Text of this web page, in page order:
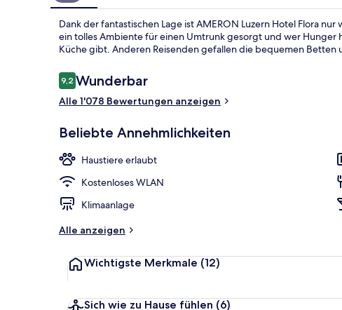
Dank der fantastischen Lage ist AMERON Luzern Hotel Flora
ein tolles Ambiente für einen Umtrunk gesorgt und wer Hunger
Küche gibt. Anderen Reisenden gefallen die bequemen Betten
Bewertungen
9,29,2 von 10.
Wunderbar
Alle 1'078 Bewertungen anzeigen
Beliebte Annehmlichkeiten
Haustiere erlaubt
Kostenloses WLAN
Klimaanlage
Alle anzeigen
Wichtigste Merkmale (12)
Sich wie zu Hause fühlen (6)